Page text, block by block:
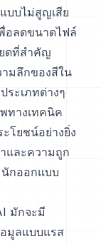
บบไม่สูญเสีย
อลดขนาดไฟล์
ดที่สำคัญ
มลึกของสีใน
ระเภทต่างๆ
ทางเทคนิค
โยชน์อย่างยิ่ง
และความถูก
นักออกแบบ
มักจะมี
มูลแบบแรส